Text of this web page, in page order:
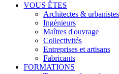
VOUS ÊTES
Architectes & urbanistes
Ingénieurs
Maîtres d'ouvrage
Collectivités
Entreprises et artisans
Fabricants
FORMATIONS